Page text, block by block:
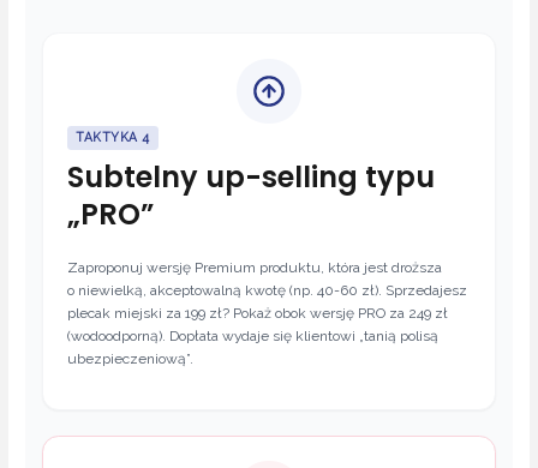
TAKTYKA 4
Subtelny up-selling typu
„PRO”
Zaproponuj wersję Premium produktu, która jest droższa
o niewielką, akceptowalną kwotę (np. 40-60 zł). Sprzedajesz
plecak miejski za 199 zł? Pokaż obok wersję PRO za 249 zł
(wodoodporną). Dopłata wydaje się klientowi „tanią polisą
ubezpieczeniową”.